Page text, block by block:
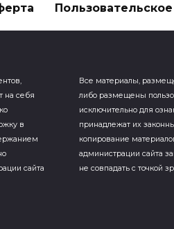
на себя
в
сайта
Все материалы,
либо размещены
исключительно для
принадлежат их
копирование
администрации сайта
не совпадать с точкой